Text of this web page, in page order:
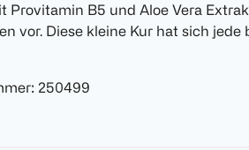
Provitamin B5 und Aloe Vera
vor. Diese kleine Kur hat sich
: 250499